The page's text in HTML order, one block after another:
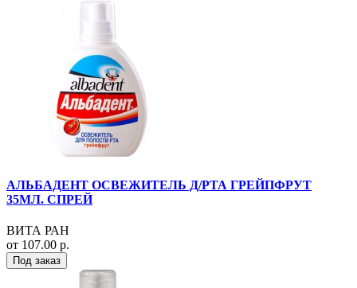
АЛЬБАДЕНТ ОСВЕЖИТЕЛЬ Д/РТА ГРЕЙПФРУТ
35МЛ. СПРЕЙ
ВИТА РАН
от 107.00 р.
Под заказ